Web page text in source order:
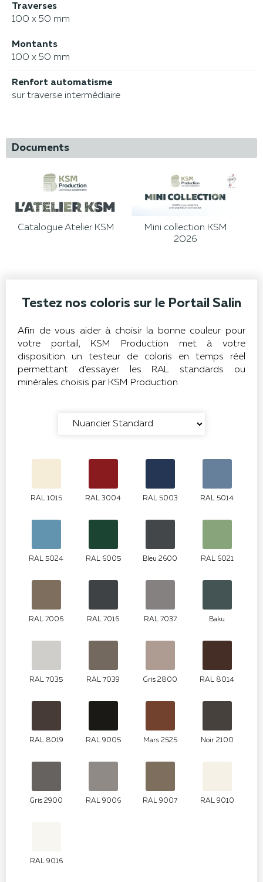
Traverses
100 x 50 mm
Montants
100 x 50 mm
Renfort automatisme
sur traverse intermédiaire
Documents
Catalogue Atelier KSM
Mini collection KSM
2026
Testez nos coloris sur le Portail Salin
Afin de vous aider à choisir la bonne couleur pour
votre portail, KSM Production met à votre
disposition un testeur de coloris en temps réel
permettant d'essayer les RAL standards ou
minérales choisis par KSM Production
RAL 1015 RAL 3004 RAL 5003 RAL 5014
RAL 5024 RAL 6005 Bleu 2600 RAL 6021
RAL 7006 RAL 7016 RAL 7037 Baku
RAL 7035 RAL 7039 Gris 2800 RAL 8014
RAL 8019 RAL 9005 Mars 2525 Noir 2100
Gris 2900 RAL 9006 RAL 9007 RAL 9010
RAL 9016